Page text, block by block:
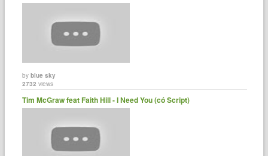
byblue sky
2732 views
Tim McGraw feat Faith Hill - I Need You (có Script)